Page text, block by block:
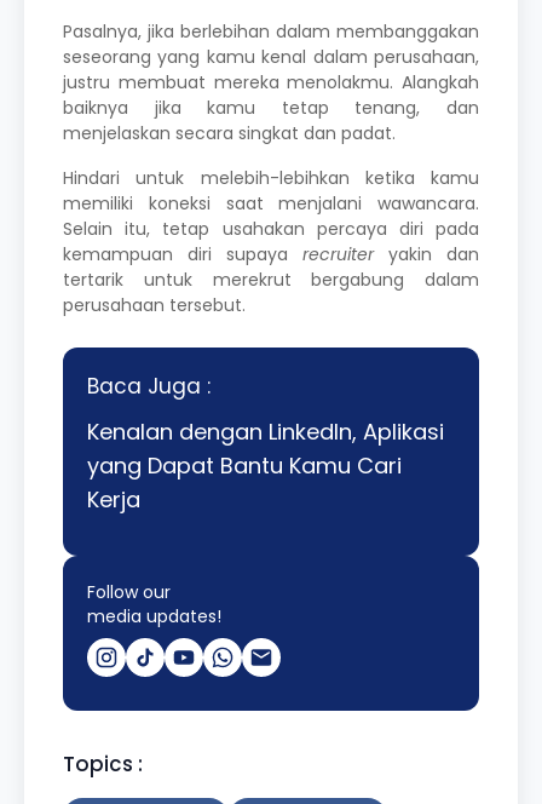
Pasalnya, jika berlebihan dalam membanggakan
seseorang yang kamu kenal dalam perusahaan,
justru membuat mereka menolakmu. Alangkah
baiknya jika kamu tetap tenang, dan
menjelaskan secara singkat dan padat.
Hindari untuk melebih-lebihkan ketika kamu
memiliki koneksi saat menjalani wawancara.
Selain itu, tetap usahakan percaya diri pada
kemampuan diri supaya recruiter yakin dan
tertarik untuk merekrut bergabung dalam
perusahaan tersebut.
Baca Juga :
Kenalan dengan LinkedIn, Aplikasi
yang Dapat Bantu Kamu Cari
Kerja
Follow our
media updates!
Topics :